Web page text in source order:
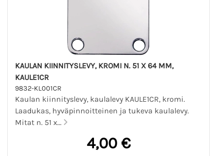
KAULAN KIINNITYSLEVY, KROMI N. 51 X 64 MM,
KAULE1CR
9832-KL001CR
Kaulan kiinnityslevy, kaulalevy KAULE1CR, kromi.
Laadukas, hyväpinnoitteinen ja tukeva kaulalevy.
Mitat n. 51 x...
4,00 €